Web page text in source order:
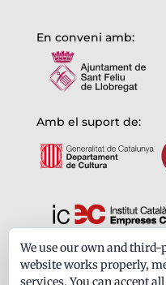
En conveni amb:
Amb el suport de:
Formem part de:
We use our own and
website works properly,
services. You can accept